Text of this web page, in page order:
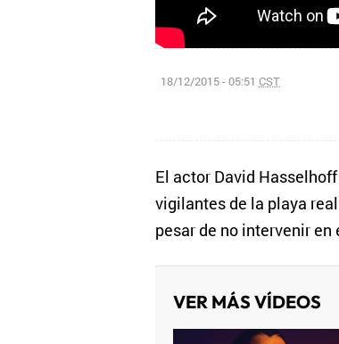
18/12/2015 - 05:51CST
El actor David
vigilantes de la playa
pesar de no intervenir
VER MÁS VÍDEOS